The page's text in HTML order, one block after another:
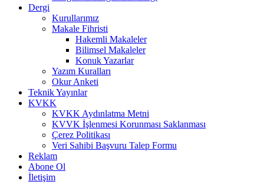
Dergi
Kurullarımız
Makale Fihristi
Hakemli Makaleler
Bilimsel Makaleler
Konuk Yazarlar
Yazım Kuralları
Okur Anketi
Teknik Yayınlar
KVKK
KVKK Aydınlatma Metni
KVVK İşlenmesi Korunması Saklanması
Çerez Politikası
Veri Sahibi Başvuru Talep Formu
Reklam
Abone Ol
İletişim